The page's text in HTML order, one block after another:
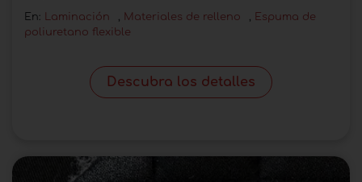
En: Laminación Materiales de relleno
Espuma de
poliuretano flexible
Descubra los detalles